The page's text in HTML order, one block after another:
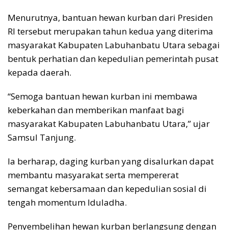
Menurutnya, bantuan hewan kurban dari Presiden
RI tersebut merupakan tahun kedua yang diterima
masyarakat Kabupaten Labuhanbatu Utara sebagai
bentuk perhatian dan kepedulian pemerintah pusat
kepada daerah.
“Semoga bantuan hewan kurban ini membawa
keberkahan dan memberikan manfaat bagi
masyarakat Kabupaten Labuhanbatu Utara,” ujar
Samsul Tanjung.
Ia berharap, daging kurban yang disalurkan dapat
membantu masyarakat serta mempererat
semangat kebersamaan dan kepedulian sosial di
tengah momentum Iduladha.
Penyembelihan hewan kurban berlangsung dengan